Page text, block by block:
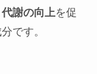
謝の向上を促
です。